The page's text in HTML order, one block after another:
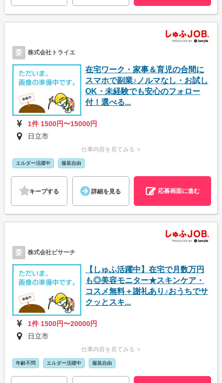
委 株式会社トライエ
在宅ワーク・家事＆育児の合間に
スマホで副業♪ノルマなし・お試し
OK・未経験でも安心のフォロー
付！選べる...
1件 1500円〜15000円
日立市
仕事内容を見てみる ∨
エルダー活躍中 服装自由
キープする 詳細を見る 応募画面に進む
委 株式会社ビサーチ
【しゅふ活躍中】在宅で月数万円
も◎美容モニター★スキンケア・
コスメ無料＋謝礼あり♪おうちでサ
クッとスキ...
1件 1500円〜20000円
日立市
仕事内容を見てみる ∨
年齢不問 エルダー活躍中 服装自由